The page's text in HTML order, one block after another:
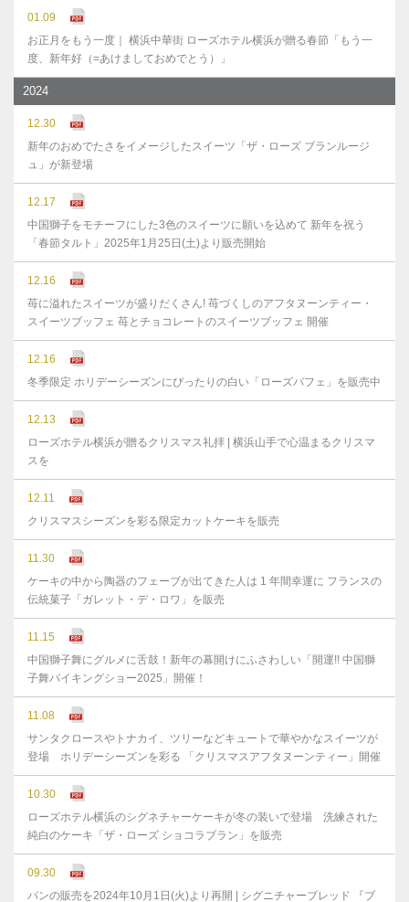
01.09
お正月をもう一度｜ 横浜中華街 ローズホテル横浜が贈る春節「もう一
度、新年好（=あけましておめでとう）」
2024
12.30
新年のおめでたさをイメージしたスイーツ「ザ・ローズ ブランルージ
ュ」が新登場
12.17
中国獅子をモチーフにした3色のスイーツに願いを込めて 新年を祝う
「春節タルト」2025年1月25日(土)より販売開始
12.16
苺に溢れたスイーツが盛りだくさん! 苺づくしのアフタヌーンティー・
スイーツブッフェ 苺とチョコレートのスイーツブッフェ 開催
12.16
冬季限定 ホリデーシーズンにぴったりの白い「ローズパフェ」を販売中
12.13
ローズホテル横浜が贈るクリスマス礼拝 | 横浜山手で心温まるクリスマ
スを
12.11
クリスマスシーズンを彩る限定カットケーキを販売
11.30
ケーキの中から陶器のフェーブが出てきた人は 1 年間幸運に フランスの
伝統菓子「ガレット・デ・ロワ」を販売
11.15
中国獅子舞にグルメに舌鼓！新年の幕開けにふさわしい「開運!! 中国獅
子舞バイキングショー2025」開催！
11.08
サンタクロースやトナカイ、ツリーなどキュートで華やかなスイーツが
登場 ホリデーシーズンを彩る 「クリスマスアフタヌーンティー」開催
10.30
ローズホテル横浜のシグネチャーケーキが冬の装いで登場 洗練された
純白のケーキ「ザ・ローズ ショコラブラン」を販売
09.30
パンの販売を2024年10月1日(火)より再開 | シグニチャーブレッド 『ブ